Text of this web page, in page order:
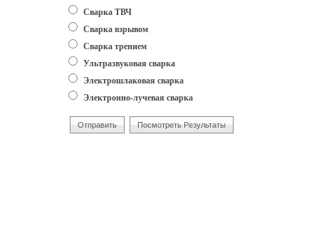
Сварка ТВЧ
Сварка взрывом
Сварка трением
Ультразвуковая сварка
Электрошлаковая сварка
Электронно-лучевая сварка